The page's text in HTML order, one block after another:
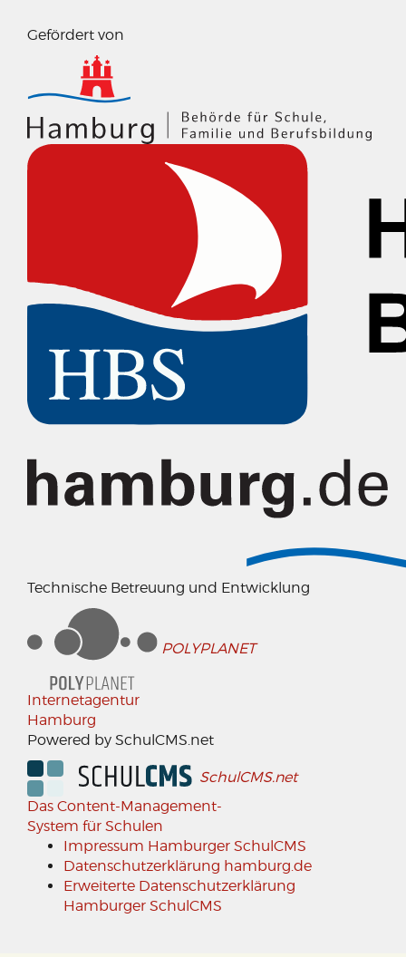
Gefördert von
Technische Betreuung und Entwicklung
POLYPLANET
Internetagentur
Hamburg
Powered by SchulCMS.net
SchulCMS.net
Das Content-Management-
System für Schulen
Impressum Hamburger SchulCMS
Datenschutzerklärung hamburg.de
Erweiterte Datenschutzerklärung
Hamburger SchulCMS